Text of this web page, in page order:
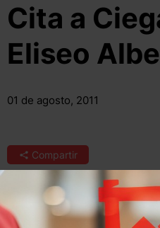
Cita a
Eliseo
01 de agosto, 2011
Compartir